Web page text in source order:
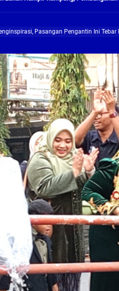
Miskin, Bupati Sidoarjo Masif Jalankan
Lahan Hampir Rampung,
warga, Komisi A cari solusi masalah
Direksi Delta Tirta Yang Profesional
Pasangan Pengantin Ini Tebar